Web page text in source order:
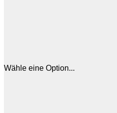
Wähle eine Option...